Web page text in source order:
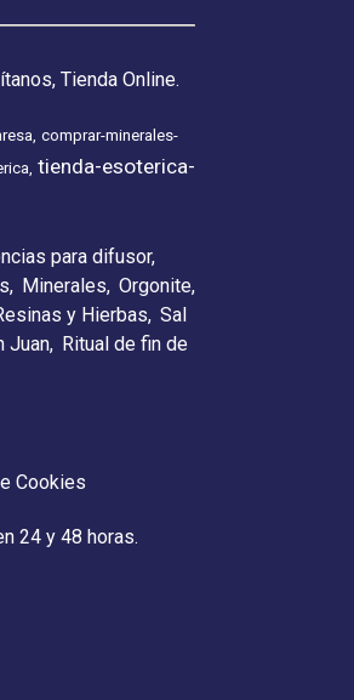
Tienda Online.
comprar-minerales-
tienda-esoterica-
para difusor
Minerales Orgonite
y Hierbas Sal
Juan Ritual de fin de
Cookies
24 y 48 horas.